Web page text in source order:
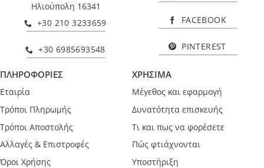
Ηλιούπολη 16341
+30 210 3233659
+30 6985693548
FACEBOOK
PINTEREST
ΠΛΗΡΟΦΟΡΙΕΣ
Εταιρία
Τρόποι Πληρωμής
Τρόποι Αποστολής
Αλλαγές & Επιστροφές
Όροι Χρήσης
ΧΡΗΣΙΜΑ
Μέγεθος και εφαρμογή
Δυνατότητα επισκευής
Τι και πως να φορέσετε
Πώς φτιάχνονται
Υποστήριξη